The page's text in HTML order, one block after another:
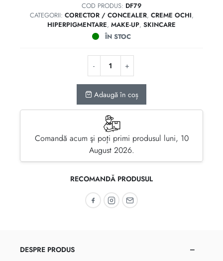
COD PRODUS: DF79
CATEGORII: CORECTOR / CONCEALER, CREME OCHI,
HIPERPIGMENTARE, MAKE-UP, SKINCARE
ÎN STOC
Adaugă în coș
Comandă acum şi poţi primi produsul luni, 10
August 2026.
RECOMANDĂ PRODUSUL
Recomandă pe Facebook
Recomandă pe Instagram
Recomandă prin email
DESPRE PRODUS